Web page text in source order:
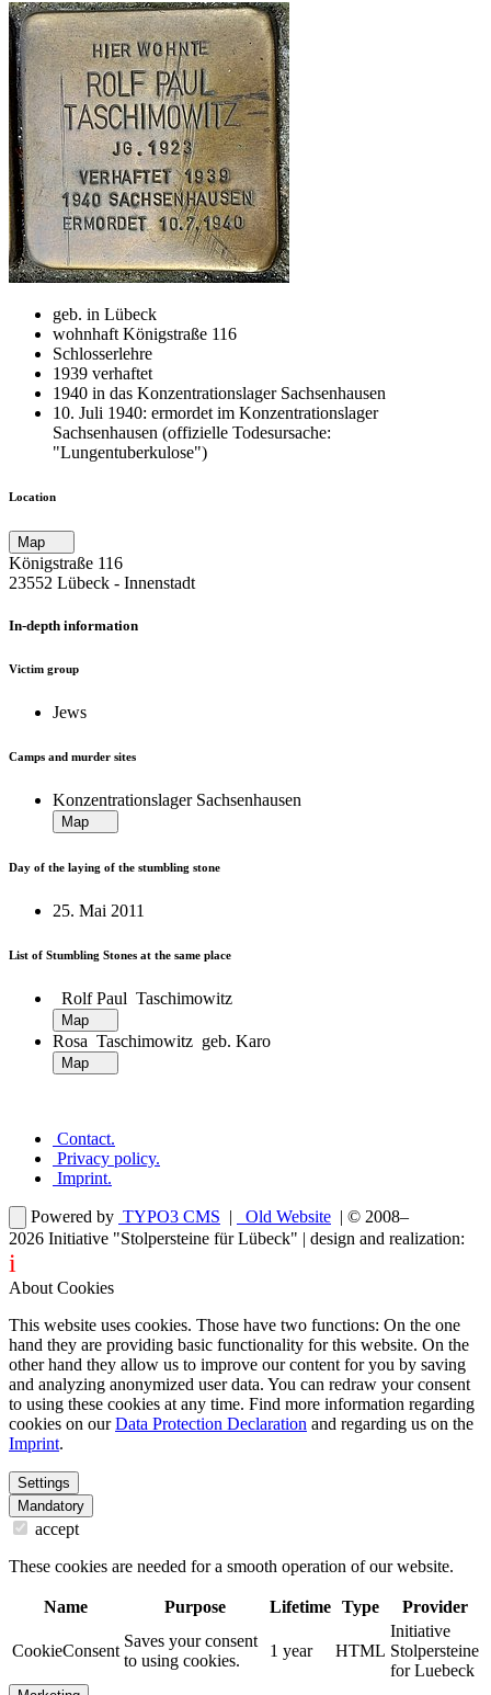
geb. in Lübeck
wohnhaft Königstraße 116
Schlosserlehre
1939 verhaftet
1940 in das Konzentrationslager Sachsenhausen
10. Juli 1940: ermordet im Konzentrationslager
Sachsenhausen (offizielle Todesursache:
"Lungentuberkulose")
Location
Königstraße 116
23552 Lübeck ‐ Innenstadt
In-depth information
Victim group
Jews
Camps and murder sites
Konzentrationslager Sachsenhausen
Day of the laying of the stumbling stone
25. Mai 2011
List of Stumbling Stones at the same place
Rolf Paul Taschimowitz
Rosa Taschimowitz geb. Karo
Contact.
Privacy policy.
Imprint.
Powered by TYPO3 CMS | Old Website | © 2008–
2026 Initiative "Stolpersteine für Lübeck" | design and realization:
i
About Cookies
This website uses cookies. Those have two functions: On the one
hand they are providing basic functionality for this website. On the
other hand they allow us to improve our content for you by saving
and analyzing anonymized user data. You can redraw your consent
to using these cookies at any time. Find more information regarding
cookies on ourData Protection Declaration and regarding us on the
Imprint.
Settings
Mandatory
accept
These cookies are needed for a smooth operation of our website.
Name Purpose Lifetime Type Provider
CookieConsent
Saves your consent
to using cookies.
1 year HTML
Initiative
Stolpersteine
for Luebeck